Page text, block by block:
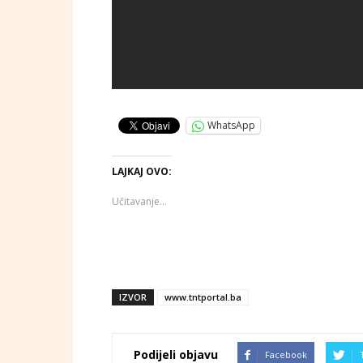
WhatsApp
LAJKAJ OVO:
Učitavanje...
IZVOR www.tntportal.ba
Podijeli objavu Facebook